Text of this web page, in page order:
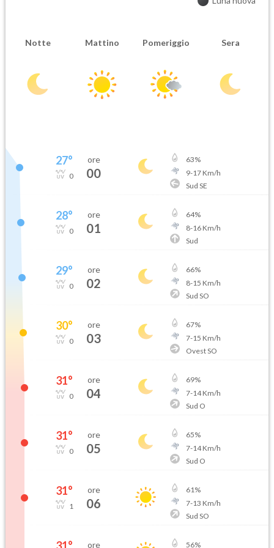
Notte Mattino Pomeriggio Sera
27°
0
ore
00
63%
9-17Km/h
Sud SE
28°
0
ore
01
64%
8-16Km/h
Sud
29°
0
ore
02
66%
8-15 Km/h
Sud SO
30°
0
ore
03
67%
7-15 Km/h
Ovest SO
31°
0
ore
04
69%
7-14Km/h
Sud O
31°
0
ore
05
65%
7-14Km/h
Sud O
31°
1
ore
06
61%
7-13 Km/h
Sud SO
ore 56%